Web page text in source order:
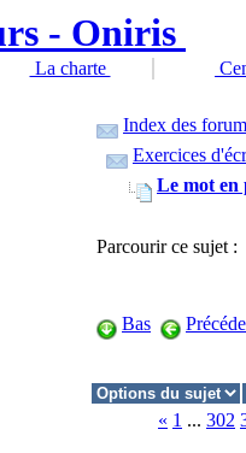
La charte
Index des
Exercices
Le mot en
Parcourir ce sujet
Bas
« 1 ... 302